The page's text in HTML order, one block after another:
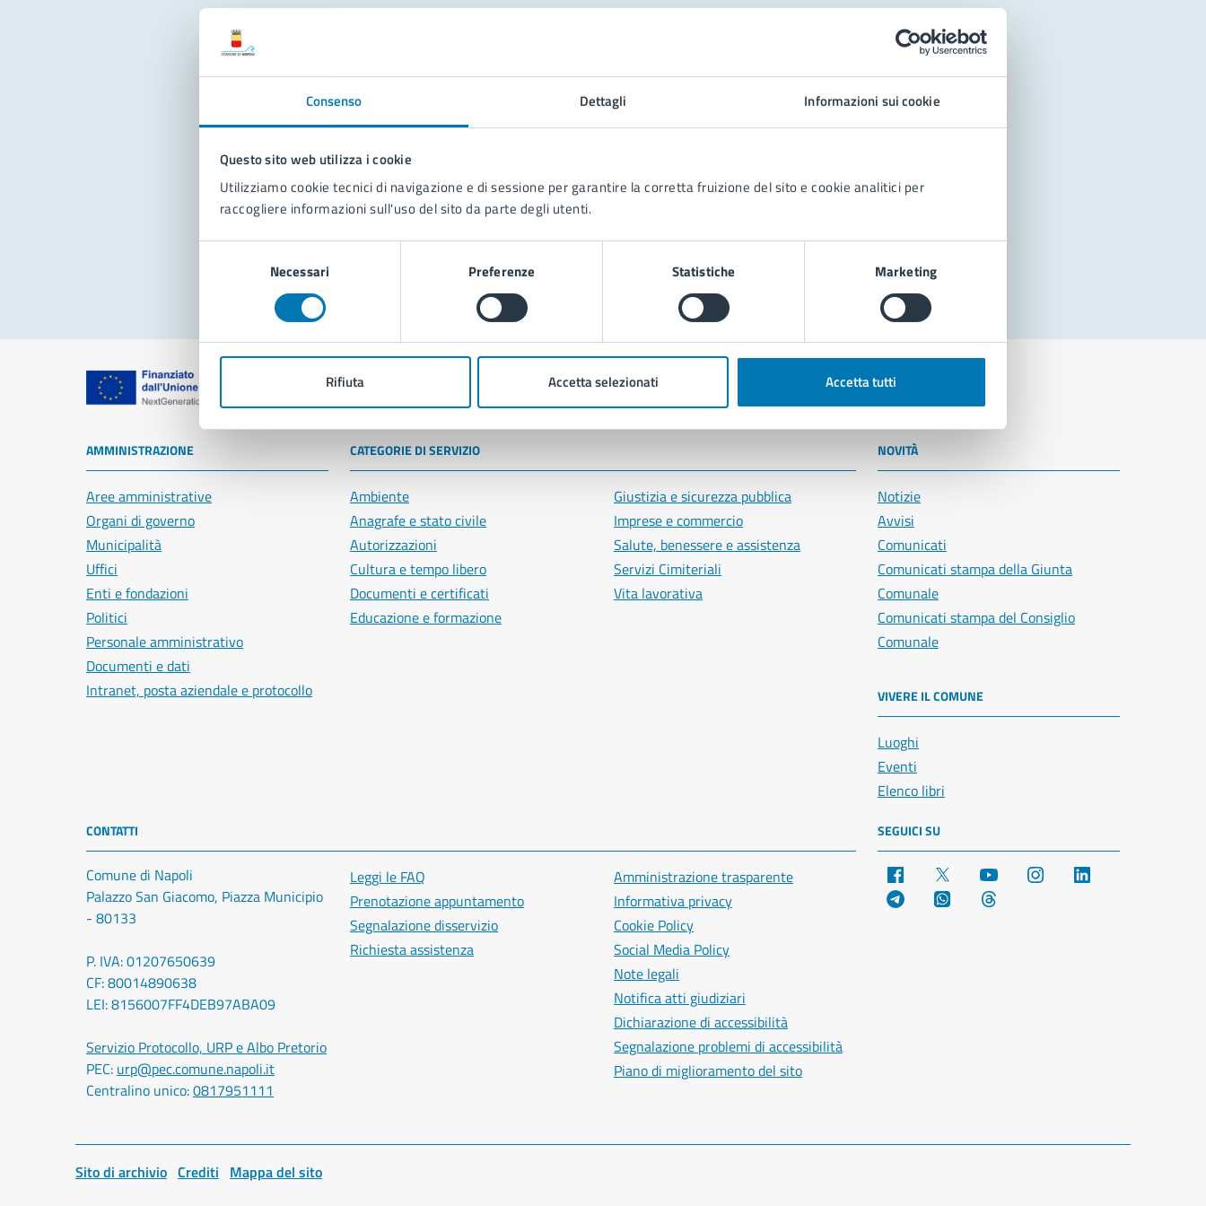
Consenso Dettagli Informazioni sui cookie
Questo sito web utilizza i cookie
Utilizziamo cookie tecnici di navigazione e di sessione per garantire la corretta fruizione del sito e cookie analitici per
raccogliere informazioni sull'uso del sito da parte degli utenti.
Necessari Preferenze Statistiche Marketing
Rifiuta Accetta selezionati Accetta tutti
Problemi in città
Segnala disservizio
Comune di Napoli
AMMINISTRAZIONE
Aree amministrative
Organi di governo
Municipalità
Uffici
Enti e fondazioni
Politici
Personale amministrativo
Documenti e dati
Intranet, posta aziendale e protocollo
CATEGORIE DI SERVIZIO
Ambiente
Anagrafe e stato civile
Autorizzazioni
Cultura e tempo libero
Documenti e certificati
Educazione e formazione
Giustizia e sicurezza pubblica
Imprese e commercio
Salute, benessere e assistenza
Servizi Cimiteriali
Vita lavorativa
NOVITÀ
Notizie
Avvisi
Comunicati
Comunicati stampa della Giunta
Comunale
Comunicati stampa del Consiglio
Comunale
VIVERE IL COMUNE
Luoghi
Eventi
Elenco libri
CONTATTI
Comune di Napoli
Palazzo San Giacomo, Piazza Municipio
- 80133
P. IVA: 01207650639
CF: 80014890638
LEI: 8156007FF4DEB97ABA09
Servizio Protocollo, URP e Albo Pretorio
PEC: urp@pec.comune.napoli.it
Centralino unico:0817951111
Leggi le FAQ
Prenotazione appuntamento
Segnalazione disservizio
Richiesta assistenza
Amministrazione trasparente
Informativa privacy
Cookie Policy
Social Media Policy
Note legali
Notifica atti giudiziari
Dichiarazione di accessibilità
Segnalazione problemi di accessibilità
Piano di miglioramento del sito
SEGUICI SU
Facebook YouTube Instagram
Telegram WhatsApp
Sito di archivio Crediti Mappa del sito